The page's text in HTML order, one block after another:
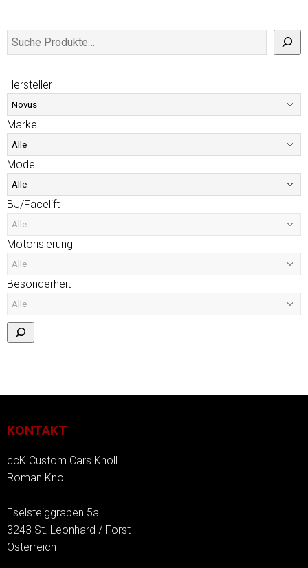
Hersteller
Marke
Modell
BJ/Facelift
Motorisierung
Besonderheit
KONTAKT
ccK Custom Cars Knoll
Roman Knoll
Eselsteiggraben 5a
3243 St. Leonhard / Forst
Österreich